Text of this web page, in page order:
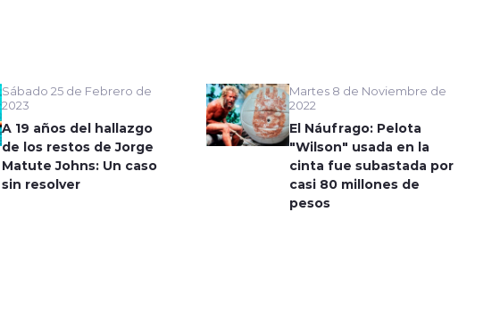
Sábado 25 de Febrero de
2023
A 19 años del hallazgo
de los restos de Jorge
Matute Johns: Un caso
sin resolver
Martes 8 de Noviembre de
2022
El Náufrago: Pelota
"Wilson" usada en la
cinta fue subastada por
casi 80 millones de
pesos